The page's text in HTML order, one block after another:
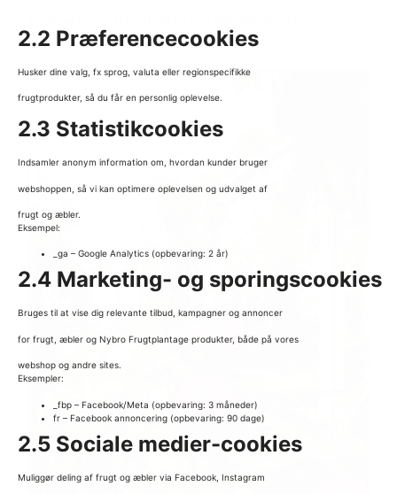
2.2 Præferencecookies
Husker dine valg, fx sprog, valuta eller regionspecifikke
frugtprodukter, så du får en personlig oplevelse.
2.3 Statistikcookies
Indsamler anonym information om, hvordan kunder bruger
webshoppen, så vi kan optimere oplevelsen og udvalget af
frugt og æbler.
Eksempel:
_ga – Google Analytics (opbevaring: 2 år)
2.4 Marketing- og sporingscookies
Bruges til at vise dig relevante tilbud, kampagner og annoncer
for frugt, æbler og Nybro Frugtplantage produkter, både på vores
webshop og andre sites.
Eksempler:
_fbp – Facebook/Meta (opbevaring: 3 måneder)
fr – Facebook annoncering (opbevaring: 90 dage)
2.5 Sociale medier-cookies
Muliggør deling af frugt og æbler via Facebook, Instagram